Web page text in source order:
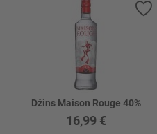
Džins Maison Rouge 40%
16,99 €